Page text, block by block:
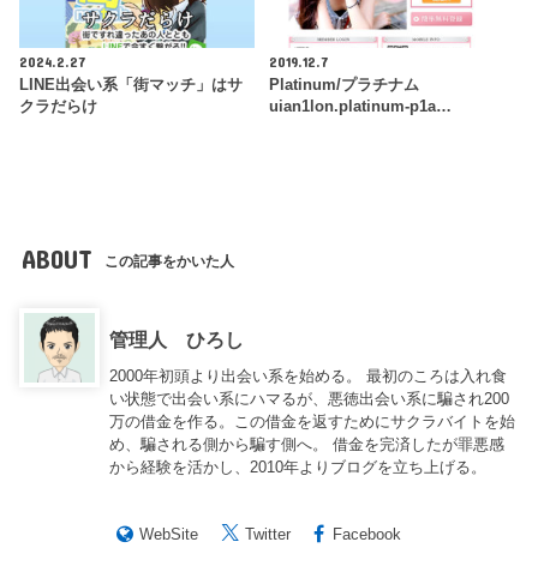
2024.2.27
LINE出会い系「街マッチ」はサ
クラだらけ
2019.12.7
Platinum/プラチナム
uian1lon.platinum-p1a…
ABOUT この記事をかいた人
管理人 ひろし
2000年初頭より出会い系を始める。 最初のころは入れ食
い状態で出会い系にハマるが、悪徳出会い系に騙され200
万の借金を作る。この借金を返すためにサクラバイトを始
め、騙される側から騙す側へ。 借金を完済したが罪悪感
から経験を活かし、2010年よりブログを立ち上げる。
WebSite Twitter Facebook